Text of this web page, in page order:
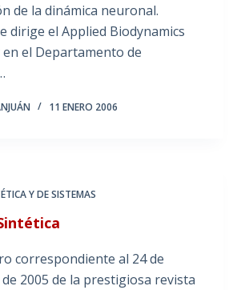
de la dinámica neuronal.
dirige el Applied Biodynamics
el Departamento de
11 ENERO 2006
Y DE SISTEMAS
correspondiente al 24 de
2005 de la prestigiosa revista